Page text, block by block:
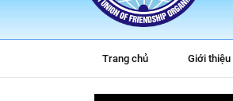
Trang chủ Giới thiệu